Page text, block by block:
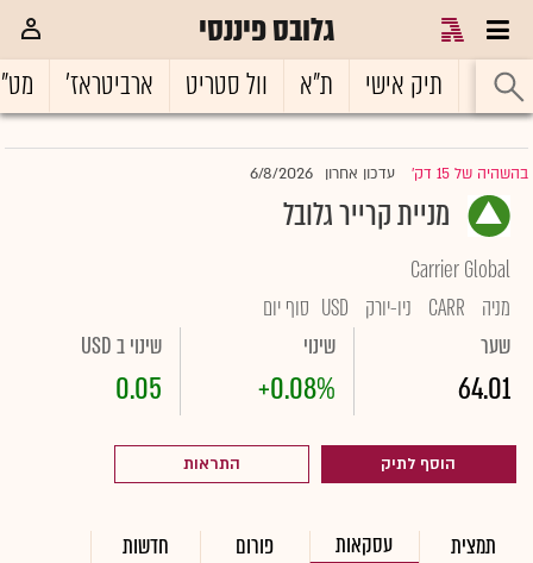
גלובס פיננסי
ראשי תיק אישי ת"א וול סטריט ארביטראז'
בהשהיה של 15 דק' |עדכון אחרון 6/8/2026
מניית קרייר גלובל
Carrier Global
מניה
CARR ניו-יורק USD סוף יום
שער
64.01
שינוי
+0.08%
שינוי ב USD
0.05
הוסף לתיק התראות
תמצית עסקאות פורום חדשות